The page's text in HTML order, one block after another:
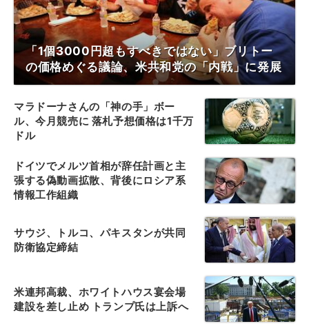
「1個3000円超もすべきではない」ブリトー
の価格めぐる議論、米共和党の「内戦」に発展
マラドーナさんの「神の手」ボー
ル、今月競売に 落札予想価格は1千万
ドル
ドイツでメルツ首相が辞任計画と主
張する偽動画拡散、背後にロシア系
情報工作組織
サウジ、トルコ、パキスタンが共同
防衛協定締結
米連邦高裁、ホワイトハウス宴会場
建設を差し止め トランプ氏は上訴へ